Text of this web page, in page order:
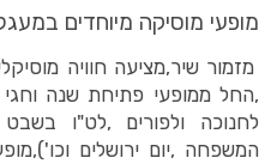
מופעי מוסיקה מיוחדים
מזמור שיר,מציעה חוויה
,החל ממופעי פתיחת שנה
לחנוכה ולפורים ,לט"ו
המשפחה ,יום ירושלים